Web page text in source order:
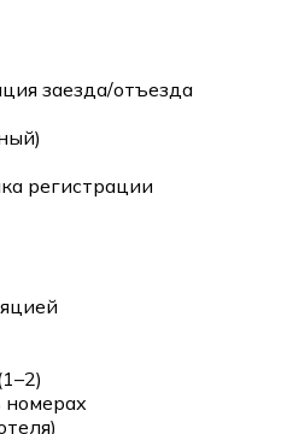
заезда/отъезда
регистрации
номерах